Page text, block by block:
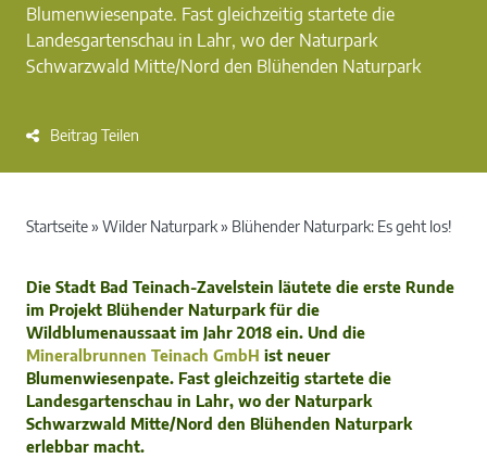
Blumenwiesenpate. Fast gleichzeitig startete die
Landesgartenschau in Lahr, wo der Naturpark
Schwarzwald Mitte/Nord den Blühenden Naturpark
Beitrag Teilen
Startseite» Wilder Naturpark» Blühender Naturpark: Es geht los!
Die Stadt Bad Teinach-Zavelstein läutete die erste Runde
im Projekt Blühender Naturpark für die
Wildblumenaussaat im Jahr 2018 ein. Und die
Mineralbrunnen Teinach GmbH ist neuer
Blumenwiesenpate. Fast gleichzeitig startete die
Landesgartenschau in Lahr, wo der Naturpark
Schwarzwald Mitte/Nord den Blühenden Naturpark
erlebbar macht.